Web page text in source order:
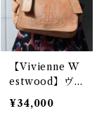
【Vivienne W
estwood】ヴ
ィヴィアンウエ
ストウッド エ
¥34,000